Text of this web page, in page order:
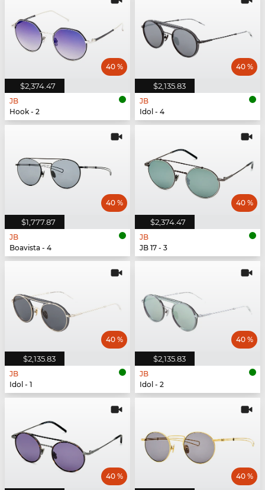
$2,374.47
40 %
JB
Hook - 2
$2,135.83
40 %
JB
Idol - 4
$1,777.87
40 %
JB
Boavista - 4
$2,374.47
40 %
JB
JB 17 - 3
$2,135.83
40 %
JB
Idol - 1
$2,135.83
40 %
JB
Idol - 2
40 % 40 %